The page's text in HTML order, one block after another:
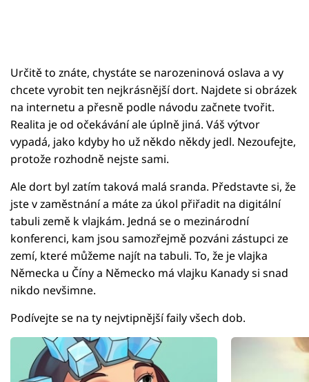
Určitě to znáte, chystáte se narozeninová oslava a vy
chcete vyrobit ten nejkrásnější dort. Najdete si obrázek
na internetu a přesně podle návodu začnete tvořit.
Realita je od očekávání ale úplně jiná. Váš výtvor
vypadá, jako kdyby ho už někdo někdy jedl. Nezoufejte,
protože rozhodně nejste sami.
Ale dort byl zatím taková malá sranda. Představte si, že
jste v zaměstnání a máte za úkol přiřadit na digitální
tabuli země k vlajkám. Jedná se o mezinárodní
konferenci, kam jsou samozřejmě pozváni zástupci ze
zemí, které můžeme najít na tabuli. To, že je vlajka
Německa u Číny a Německo má vlajku Kanady si snad
nikdo nevšimne.
Podívejte se na ty nejvtipnější faily všech dob.